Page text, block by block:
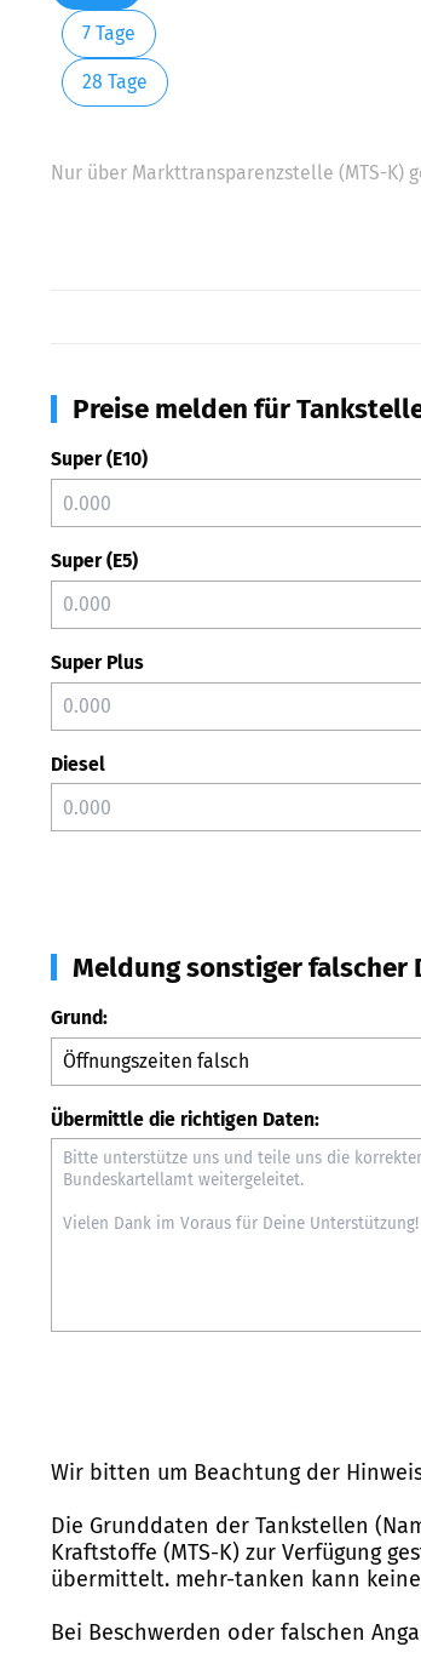
7 Tage
28 Tage
Nur über Markttransparenzstelle (MTS-
Preise melden für
Super (E10)
Super (E5)
Super Plus
Diesel
Meldung sonstiger falscher
Grund:
Übermittle die richtigen Daten:
Wir bitten um Beachtung der
Die Grunddaten der Tankstellen
Kraftstoffe (MTS-K) zur Verfügung
übermittelt. mehr-tanken kann
Bei Beschwerden oder falschen